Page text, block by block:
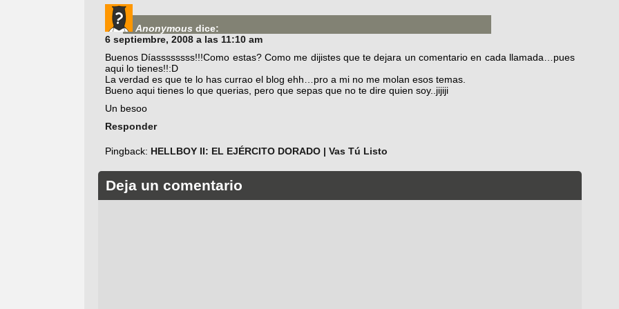
Anonymous dice:
6 septiembre, 2008 a las 11:10 am
Buenos Díassssssss!!!Como estas? Como me dijistes que te dejara un comentario en cada llamada…pues
aqui lo tienes!!:D
La verdad es que te lo has currao el blog ehh…pro a mi no me molan esos temas.
Bueno aqui tienes lo que querias, pero que sepas que no te dire quien soy..jijiji
Un besoo
Responder
Pingback: HELLBOY II: EL EJÉRCITO DORADO | Vas Tú Listo
Deja un comentario